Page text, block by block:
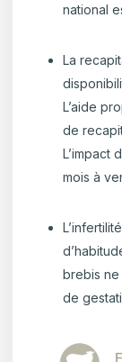
national
La
L’aide
de
L’impact
mois à
brebis ne
de